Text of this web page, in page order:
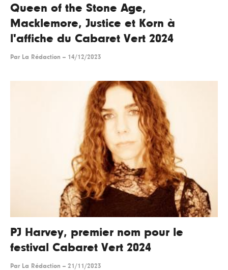
Queen of the Stone Age,
Macklemore, Justice et Korn à
l'affiche du Cabaret Vert 2024
Par La Rédaction -- 14/12/2023
PJ Harvey, premier nom pour le
festival Cabaret Vert 2024
Par La Rédaction -- 21/11/2023